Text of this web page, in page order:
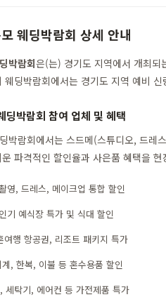
웨딩박람회 상세 안내
박람회은(는) 경기도 지역에서 개최되
웨딩박람회에서는 경기도 지역 예비
딩박람회 참여 업체 및 혜택
박람회에서는 스드메(스튜디오, 드
파격적인 할인율과 사은품 혜택을
영, 드레스, 메이크업 통합 할인
기 예식장 특가 및 식대 할인
여행 항공권, 리조트 패키지 특가
, 한복, 이불 등 혼수용품 할인
세탁기, 에어컨 등 가전제품 특가